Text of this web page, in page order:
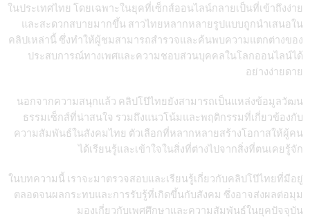
ในประเทศไทย โดยเฉพาะในยุคที่เซ็กส์ออนไลน์กลายเป็นที่เข้าถึงง่าย
และสะดวกสบายมากขึ้น สาวไทยหลากหลายรูปแบบถูกนำเสนอใน
คลิปเหล่านี้ ซึ่งทำให้ผู้ชมสามารถสำรวจและค้นพบความแตกต่างของ
ประสบการณ์ทางเพศและความชอบส่วนบุคคลในโลกออนไลน์ได้
อย่างง่ายดาย
นอกจากความสนุกแล้ว คลิปโป๊ไทยยังสามารถเป็นแหล่งข้อมูลวัฒน
ธรรมเซ็กส์ที่น่าสนใจ รวมถึงแนวโน้มและพฤติกรรมที่เกี่ยวข้องกับ
ความสัมพันธ์ในสังคมไทย ตัวเลือกที่หลากหลายสร้างโอกาสให้ผู้คน
ได้เรียนรู้และเข้าใจในสิ่งที่ต่างไปจากสิ่งที่ตนเคยรู้จัก
ในบทความนี้ เราจะมาตรวจสอบและเรียนรู้เกี่ยวกับคลิปโป๊ไทยที่มีอยู่
ตลอดจนผลกระทบและการรับรู้ที่เกิดขึ้นกับสังคม ซึ่งอาจส่งผลต่อมุม
มองเกี่ยวกับเพศศึกษาและความสัมพันธ์ในยุคปัจจุบัน